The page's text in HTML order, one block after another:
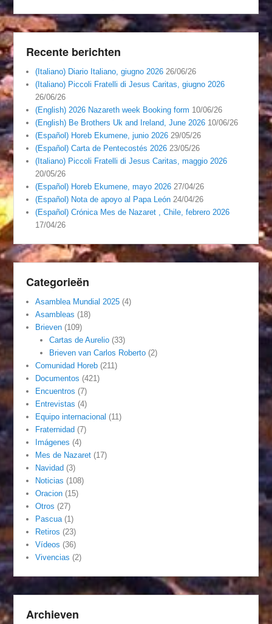
Recente berichten
(Italiano) Diario Italiano, giugno 2026 26/06/26
(Italiano) Piccoli Fratelli di Jesus Caritas, giugno 2026
26/06/26
(English) 2026 Nazareth week Booking form 10/06/26
(English) Be Brothers Uk and Ireland, June 2026 10/06/26
(Español) Horeb Ekumene, junio 2026 29/05/26
(Español) Carta de Pentecostés 2026 23/05/26
(Italiano) Piccoli Fratelli di Jesus Caritas, maggio 2026
20/05/26
(Español) Horeb Ekumene, mayo 2026 27/04/26
(Español) Nota de apoyo al Papa León 24/04/26
(Español) Crónica Mes de Nazaret , Chile, febrero 2026
17/04/26
Categorieën
Asamblea Mundial 2025 (4)
Asambleas (18)
Brieven (109)
Cartas de Aurelio(33)
Brieven van Carlos Roberto(2)
Comunidad Horeb (211)
Documentos (421)
Encuentros (7)
Entrevistas (4)
Equipo internacional (11)
Fraternidad (7)
Imágenes (4)
Mes de Nazaret (17)
Navidad (3)
Noticias (108)
Oracion (15)
Otros (27)
Pascua (1)
Retiros (23)
Vídeos (36)
Vivencias (2)
Archieven